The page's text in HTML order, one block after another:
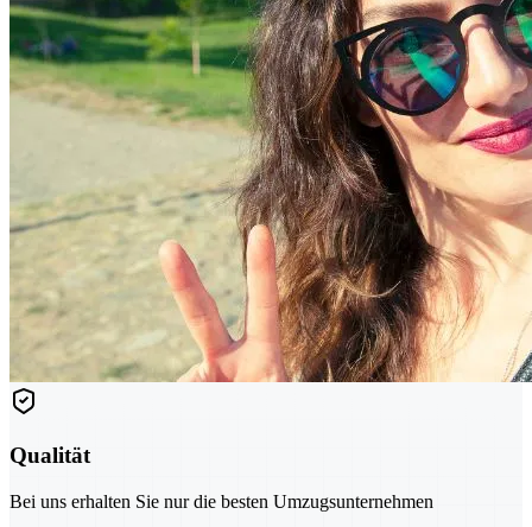
Qualität
Bei uns erhalten Sie nur die besten Umzugsunternehmen